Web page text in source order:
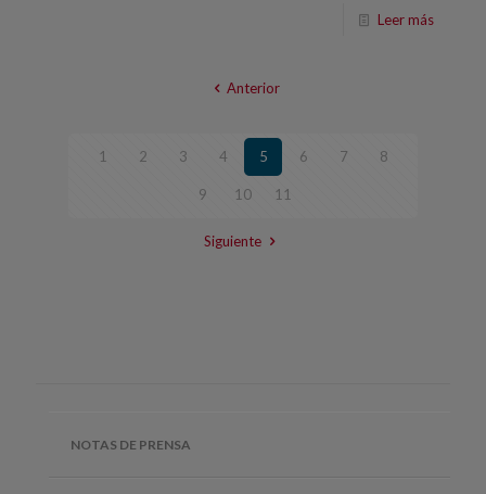
Leer más
Anterior
1 2 3 4 5 6 7 8
9 10 11
Siguiente
NOTAS DE PRENSA